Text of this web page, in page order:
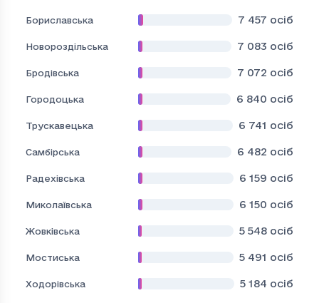
Бориславська 7 457 осіб
Новороздільська 7 083 осіб
Бродівська 7 072 осіб
Городоцька 6 840 осіб
Трускавецька 6 741 осіб
Самбірська 6 482 осіб
Радехівська 6 159 осіб
Миколаївська 6 150 осіб
Жовківська 5 548 осіб
Мостиська 5 491 осіб
Ходорівська 5 184 осіб